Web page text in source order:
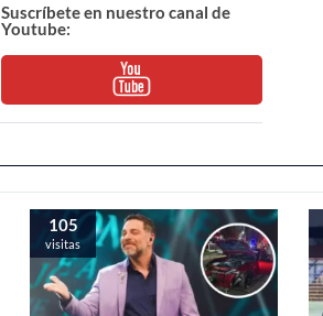
Suscríbete en nuestro canal de
Youtube:
105
visitas